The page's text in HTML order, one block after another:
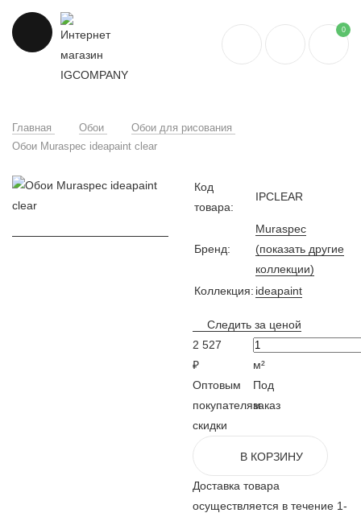
0
Главная Обои
Обои для рисования
Обои Muraspec ideapaint clear
Код
товара:
IPCLEAR
Бренд:
Muraspec
(показать другие
коллекции)
Коллекция: ideapaint
Следить за ценой
2 527
₽
Оптовым
покупателям
скидки
м²
Под
заказ
В КОРЗИНУ
Доставка товара
осуществляется в течение 1-